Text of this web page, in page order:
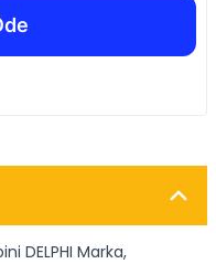
DELPHI Marka,